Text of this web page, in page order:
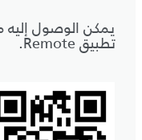
يمكن الوصول
تطبيق Remote.